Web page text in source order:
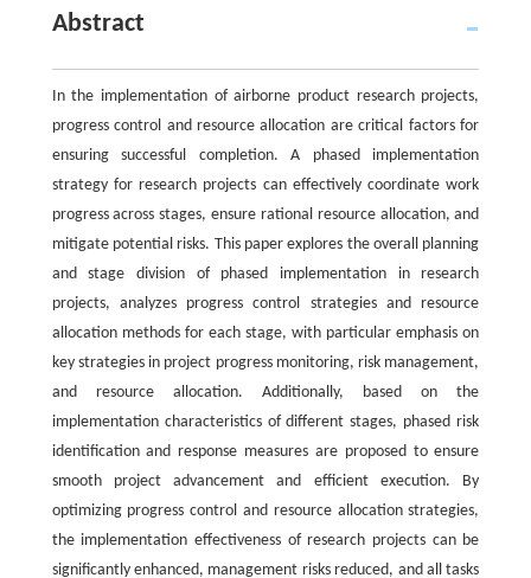
Abstract
In the implementation of airborne product research projects,
progress control and resource allocation are critical factors for
ensuring successful completion. A phased implementation
strategy for research projects can effectively coordinate work
progress across stages, ensure rational resource allocation, and
mitigate potential risks. This paper explores the overall planning
and stage division of phased implementation in research
projects, analyzes progress control strategies and resource
allocation methods for each stage, with particular emphasis on
key strategies in project progress monitoring, risk management,
and resource allocation. Additionally, based on the
implementation characteristics of different stages, phased risk
identification and response measures are proposed to ensure
smooth project advancement and efficient execution. By
optimizing progress control and resource allocation strategies,
the implementation effectiveness of research projects can be
significantly enhanced, management risks reduced, and all tasks